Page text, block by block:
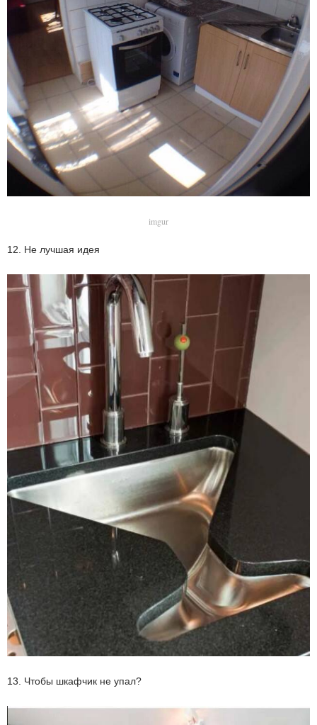
imgur
12. Не лучшая идея
13. Чтобы шкафчик не упал?